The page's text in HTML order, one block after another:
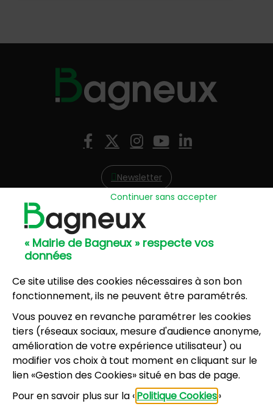
« Mairie de Bagneux » respecte vos
données
Ce site utilise des cookies nécessaires à son bon
fonctionnement, ils ne peuvent être paramétrés.
Vous pouvez en revanche paramétrer les cookies
tiers (réseaux sociaux, mesure d'audience anonyme,
amélioration de votre expérience utilisateur) ou
modifier vos choix à tout moment en cliquant sur le
lien «Gestion des Cookies» situé en bas de page.
Pour en savoir plus sur la «Politique Cookies»
Continuer sans accepter
Facebook
X (Twitter)
Instagram
YouTube
LinkedIn
Newsletter
Hôtel de Ville
57, avenue Henri Ravera - 92220 Bagneux
01 42 31 60 00
8, résidence du Port Galand - 92220 Bagneux
01 45 47 62 00
NOUS CONTACTER
Horaires d’ouverture:
Lundi, mercredi, jeudi, vendredi : 8h30-12h et
13h30-17h